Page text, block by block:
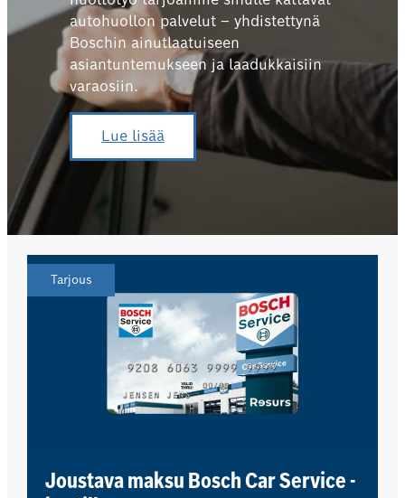
autohuollon palvelut – yhdistettynä
Boschin ainutlaatuiseen
asiantuntemukseen ja laadukkaisiin
varaosiin.
Lue lisää
Tarjous
Joustava maksu Bosch Car Service -